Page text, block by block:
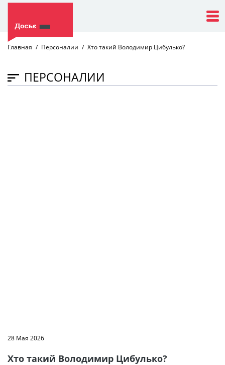
Главная Персоналии Хто такий Володимир Цибулько?
ПЕРСОНАЛИИ
28 Мая 2026
Хто такий Володимир Цибулько?